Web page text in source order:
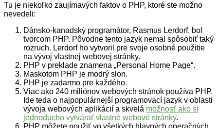
Tu je niekoľko zaujímavých faktov o PHP, ktoré ste možno
nevedeli:
Dánsko-kanadský programátor, Rasmus Lerdorf, bol
tvorcom PHP. Pôvodne tento jazyk nemal spôsobiť taký
rozruch. Lerdorf ho vytvoril pre svoje osobné použitie
na vývoj vlastnej webovej stránky.
PHP v preklade znamena „Personal Home Page“.
Maskotom PHP je modrý slon.
PHP je zadarmo pre každého.
Viac ako 240 miliónov webových stránok používa PHP.
Ide teda o najpopulárnejší programovací jazyk v oblasti
vývoja webových aplikácií a skvelá možnosť ako si
jednoducho vytvárať vlastné webové stránky.
PHP môžete použiť vo všetkých hlavných operačných